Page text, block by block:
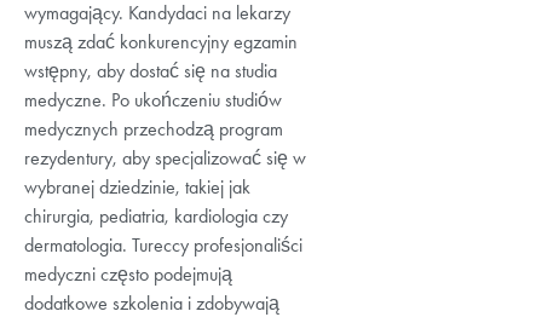
wymagający. Kandydaci na lekarzy
muszą zdać konkurencyjny egzamin
wstępny, aby dostać się na studia
medyczne. Po ukończeniu studiów
medycznych przechodzą program
rezydentury, aby specjalizować się w
wybranej dziedzinie, takiej jak
chirurgia, pediatria, kardiologia czy
dermatologia. Tureccy profesjonaliści
medyczni często podejmują
dodatkowe szkolenia i zdobywają